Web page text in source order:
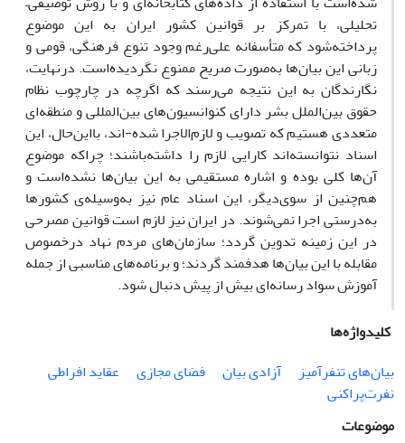
تحلیلی، با تمرکز بر قوانین کشور ایران به این موضوع
پرداخته‌شود که متأسفانه علی‌رغم وجود تنوع فرهنگی، قومی و
زبانی این بیان‌‌ها به‌صورت صریح ممنوع نگردیده‌‌است. درنهایت،
نگارندگان به این نتیجه می‌رسند که اگرچه در چارچوب نظام
حقوق بین‌الملل بشر دارای کنوانسیون‌های بین‌المللی و منطقه‌ای
متعددی هستیم که تصویب و لازم‌الاجرا شده-اند، بااین‌حال، این
اسناد نتوانسته‌اند کارایی لازم را داشته‌‌باشند؛ چراکه موضوع
آن‌ها کلی‌ بوده و اشاره مستقیمی به این بیان‌ها نشده‌است و
هم‌چنین از سوی‌دیگر، این اسناد عام نیز به‌وسیله‌ی کشورها
به‌درستی اجرا نمی‌شوند. در ایران نیز لازم است قوانین مصرحی
در این زمینه تدوین گردد؛ سازمان‌های مردم نهاد درخصوص
مقابله با این بیان‌ها هدفمند گردند؛ و برنامه‌های مناسبی از جمله
آموزش سواد رسانه‌ای بیش ‌از پیش دنبال شود.
کلیدواژه‌ها
بیان‌های تنفرآمیز
آزادی بیان فضای مجازی
عقاید افراطی
نفرت‌پراکنی
موضوعات